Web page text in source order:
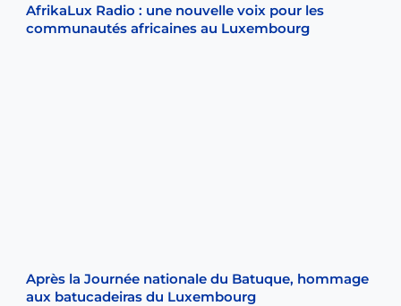
AfrikaLux Radio : une nouvelle voix pour les
communautés africaines au Luxembourg
Après la Journée nationale du Batuque, hommage
aux batucadeiras du Luxembourg